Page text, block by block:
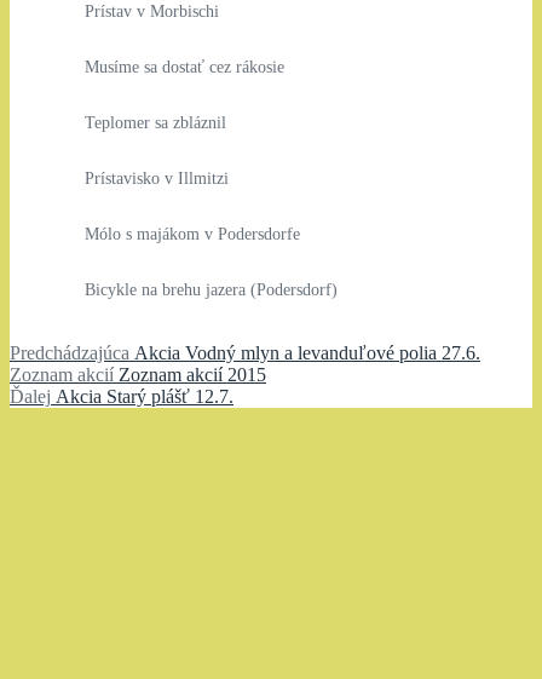
Prístav v Morbischi
Musíme sa dostať cez rákosie
Teplomer sa zbláznil
Prístavisko v Illmitzi
Mólo s majákom v Podersdorfe
Bicykle na brehu jazera (Podersdorf)
Navigácia
v
Predchádzajúca Predchádzajúci
článok:
Akcia Vodný mlyn a levanduľové polia 27.6.
Zoznam akcií Zoznam
akcií:
Zoznam akcií 2015
Ďalej Ďalší
Akcia Starý plášť 12.7.